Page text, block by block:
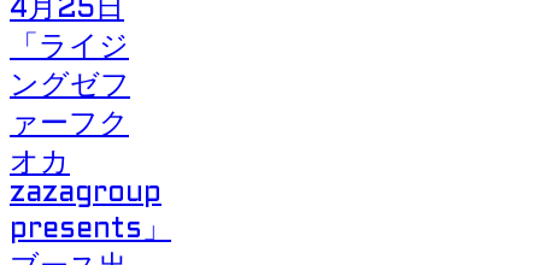
4月25日
「ライジ
ングゼフ
ァーフク
オカ
zazagroup
presents」